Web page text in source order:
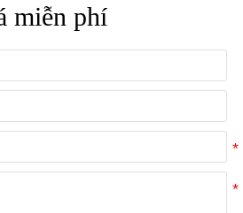
miễn phí